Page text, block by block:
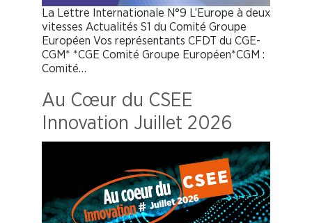
La Lettre Internationale N°9 L’Europe à deux
vitesses Actualités S1 du Comité Groupe
Européen Vos représentants CFDT du CGE-
CGM* *CGE Comité Groupe Européen*CGM :
Comité…
Au Cœur du CSEE
Innovation Juillet 2026